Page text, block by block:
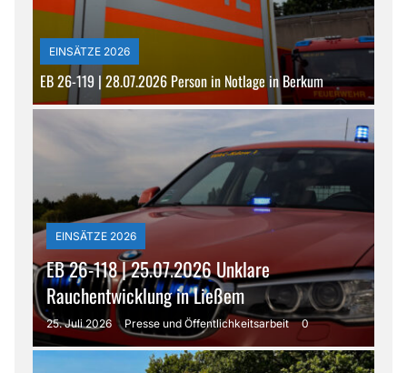
EINSÄTZE 2026
EB 26-119 | 28.07.2026 Person in Notlage in Berkum
EINSÄTZE 2026
EB 26-118 | 25.07.2026 Unklare
Rauchentwicklung in Ließem
25. Juli 2026 Presse und Öffentlichkeitsarbeit 0